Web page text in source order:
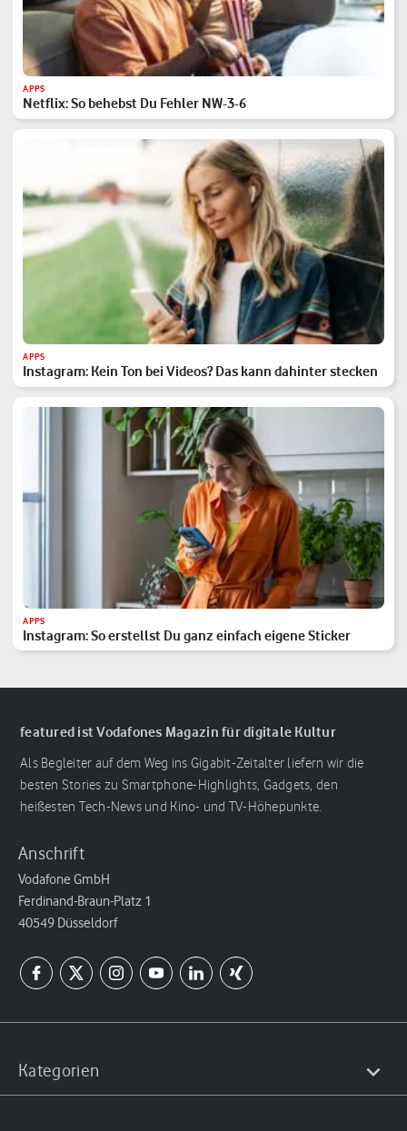
APPS
Netflix: So behebst Du Fehler NW-3-6
APPS
Instagram: Kein Ton bei Videos? Das kann dahinter stecken
APPS
Instagram: So erstellst Du ganz einfach eigene Sticker
featured ist Vodafones Magazin für digitale Kultur
Als Begleiter auf dem Weg ins Gigabit-Zeitalter liefern wir die
besten Stories zu Smartphone-Highlights, Gadgets, den
heißesten Tech-News und Kino- und TV-Höhepunkte.
Anschrift
Vodafone GmbH
Ferdinand-Braun-Platz 1
40549 Düsseldorf
Kategorien